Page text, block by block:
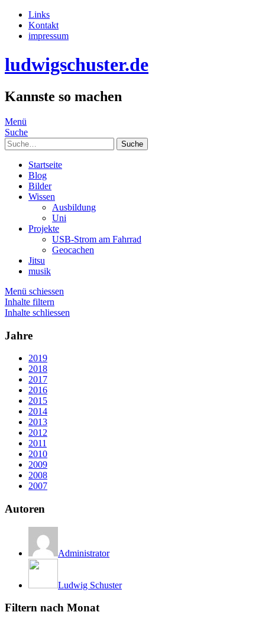
Links
Kontakt
impressum
ludwigschuster.de
Kannste so machen
Menü
Suche
Suche
Startseite
Blog
Bilder
Wissen
Ausbildung
Uni
Projekte
USB-Strom am Fahrrad
Geocachen
Jitsu
musik
Menü schiessen
Inhalte filtern
Inhalte schliessen
Jahre
2019
2018
2017
2016
2015
2014
2013
2012
2011
2010
2009
2008
2007
Autoren
Administrator
Ludwig Schuster
Filtern nach Monat